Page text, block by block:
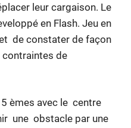
leur cargaison. Le
en Flash. Jeu en
de constater de façon
contraintes de
èmes avec le centre
une obstacle par une